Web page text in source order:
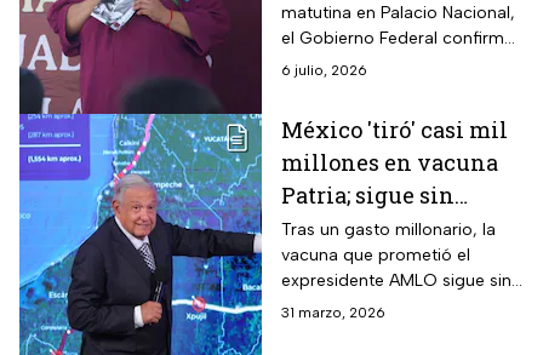
matutina en Palacio Nacional,
el Gobierno Federal confirmó
que la exsenadora deja su
6 julio, 2026
México 'tiró' casi mil
millones en vacuna
Patria; sigue sin
producirla ni
aplicarla en 5 años
Tras un gasto millonario, la
vacuna que prometió el
expresidente AMLO sigue sin
ser una opción para la
31 marzo, 2026